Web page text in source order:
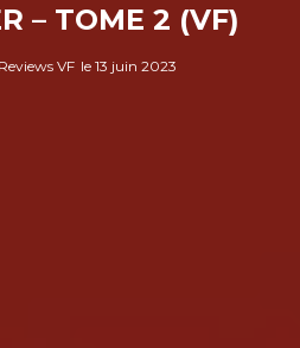
– TOME 2 (VF)
Reviews VF le 13 juin 2023